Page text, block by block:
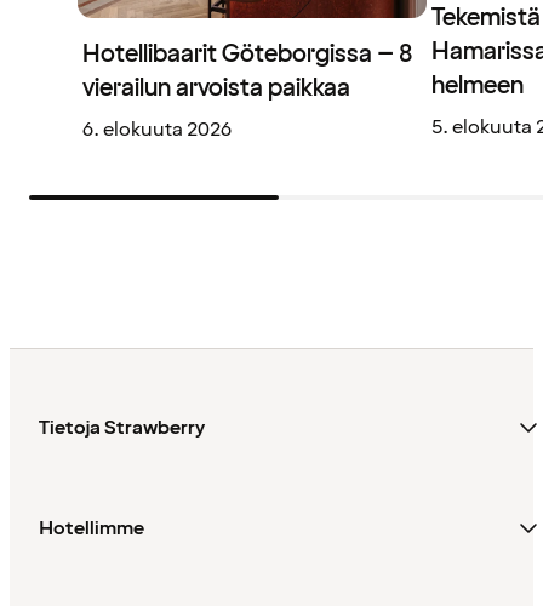
Hotellibaarit Göteborgissa – 8
vierailun arvoista paikkaa
6. elokuuta 2026
helmeen
5. elokuuta
Tietoja Strawberry
Hotellimme